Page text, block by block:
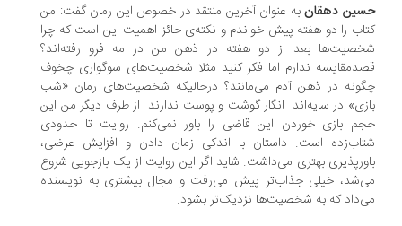
دهقانبه عنوان آخرین منتقد در خصوص این رمان گفت: من
را دو هفته پیش خواندم و نکته‌ی حائز اهمیت این است که چرا
بعد از دو هفته در ذهن من در مه فرو رفته‌اند؟
ندارم اما فکر کنید مثلا شخصیت‌های سوگواری چخوف
در ذهن آدم می‌مانند؟ درحالیکه شخصیت‌های رمان «شب
در سایه‌اند. انگار گوشت و پوست ندارند. از طرف دیگر من این
بازی خوردن این قاضی را باور نمی‌کنم. روایت تا حدودی
است. داستان با اندکی زمان دادن و افزایش عرضی،
بهتری می‌داشت. شاید اگر این روایت از یک بازجویی شروع
خیلی جذاب‌تر پیش می‌رفت و مجال بیشتری به نویسنده
که به شخصیت‌‌ها نزدیک‌تر بشود.